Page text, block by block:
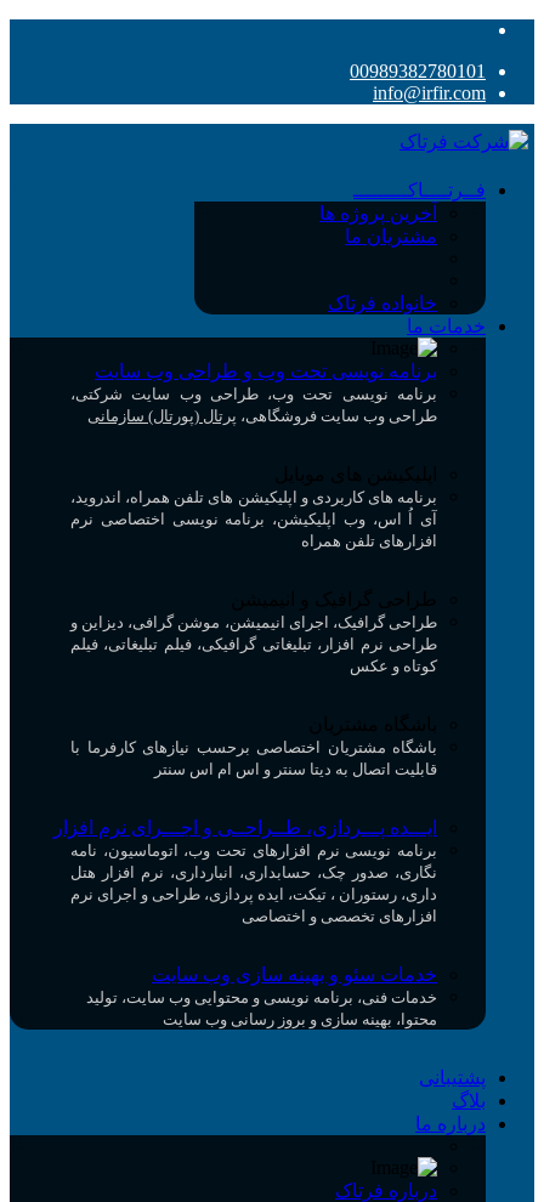
00989382780101
info@irfir.com
فــرتــــاکـــــــــ
آخرین پروژه ها
مشتریان ما
خانواده فرتاک
خدمات ما
برنامه نویسی تحت وب و طراحی وب سایت
برنامه نویسی تحت وب، طراحی وب سایت شرکتی،
طراحی وب سایت فروشگاهی، پرتال (پورتال) سازمانی
اپلیکیشن های موبایل
برنامه های کاربردی و اپلیکیشن های تلفن همراه، اندروید،
آی اُ اس، وب اپلیکیشن، برنامه نویسی اختصاصی نرم
افزارهای تلفن همراه
طراحی گرافیک و انیمیشن
طراحی گرافیک، اجرای انیمیشن، موشن گرافی، دیزاین و
طراحی نرم افزار، تبلیغاتی گرافیکی، فیلم تبلیغاتی، فیلم
کوتاه و عکس
باشگاه مشتریان
باشگاه مشتریان اختصاصی برحسب نیازهای کارفرما با
قابلیت اتصال به دیتا سنتر و اس ام اس سنتر
ایـــده پـــردازی، طــراحــی و اجـــرای نرم افزار
برنامه نویسی نرم افزارهای تحت وب، اتوماسیون، نامه
نگاری، صدور چک، حسابداری، انبارداری، نرم افزار هتل
داری، رستوران ، تیکت، ایده پردازی، طراحی و اجرای نرم
افزارهای تخصصی و اختصاصی
خدمات سئو و بهینه سازی وب سایت
خدمات فنی، برنامه نویسی و محتوایی وب سایت، تولید
محتوا، بهینه سازی و بروز رسانی وب سایت
پشتیبانی
بلاگ
درباره ما
درباره فرتاک